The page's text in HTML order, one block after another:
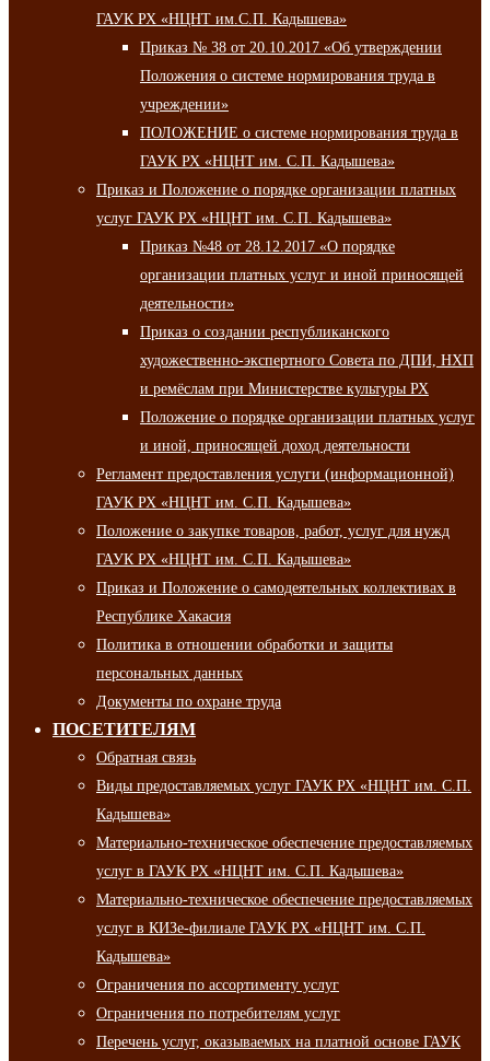
ГАУК РХ «НЦНТ им.С.П. Кадышева»
Приказ № 38 от 20.10.2017 «Об утверждении
Положения о системе нормирования труда в
учреждении»
ПОЛОЖЕНИЕ о системе нормирования труда в
ГАУК РХ «НЦНТ им. С.П. Кадышева»
Приказ и Положение о порядке организации платных
услуг ГАУК РХ «НЦНТ им. С.П. Кадышева»
Приказ №48 от 28.12.2017 «О порядке
организации платных услуг и иной приносящей
деятельности»
Приказ о создании республиканского
художественно-экспертного Совета по ДПИ, НХП
и ремёслам при Министерстве культуры РХ
Положение о порядке организации платных услуг
и иной, приносящей доход деятельности
Регламент предоставления услуги (информационной)
ГАУК РХ «НЦНТ им. С.П. Кадышева»
Положение о закупке товаров, работ, услуг для нужд
ГАУК РХ «НЦНТ им. С.П. Кадышева»
Приказ и Положение о самодеятельных коллективах в
Республике Хакасия
Политика в отношении обработки и защиты
персональных данных
Документы по охране труда
ПОСЕТИТЕЛЯМ
Обратная связь
Виды предоставляемых услуг ГАУК РХ «НЦНТ им. С.П.
Кадышева»
Материально-техническое обеспечение предоставляемых
услуг в ГАУК РХ «НЦНТ им. С.П. Кадышева»
Материально-техническое обеспечение предоставляемых
услуг в КИЗе-филиале ГАУК РХ «НЦНТ им. С.П.
Кадышева»
Ограничения по ассортименту услуг
Ограничения по потребителям услуг
Перечень услуг, оказываемых на платной основе ГАУК